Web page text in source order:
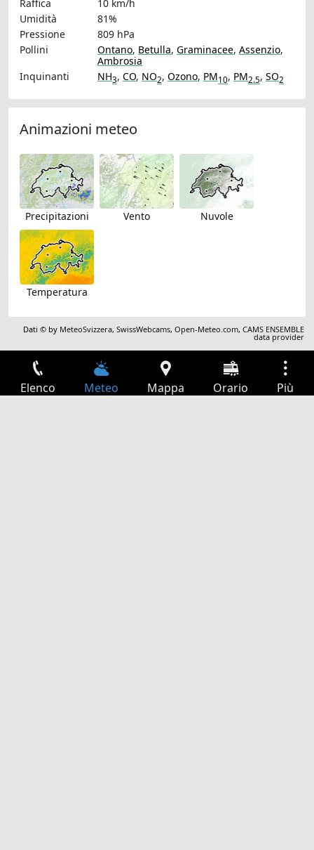
Raffica
10 km/h
Umidità
81%
Pressione
809 hPa
Pollini
Ontano, Betulla, Graminacee, Assenzio,
Ambrosia
Inquinanti
NH3, CO, NO2, Ozono, PM10, PM2.5, SO2
Animazioni meteo
Precipitazioni Vento Nuvole
Temperatura
Dati © by MeteoSvizzera,SwissWebcams,Open-Meteo.com,CAMS ENSEMBLE
data provider
Elenco Meteo Mappa Orario Più